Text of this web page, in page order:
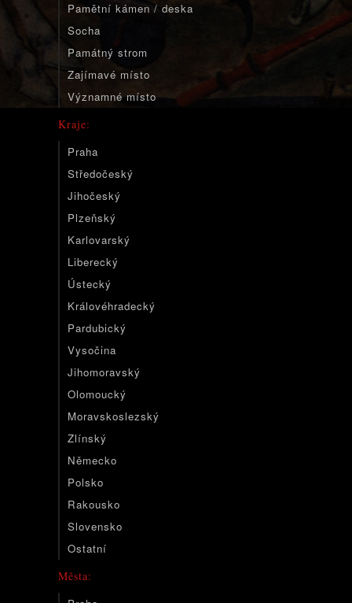
Pamětní kámen / deska
Socha
Památný strom
Zajímavé místo
Významné místo
Kraje:
Praha
Středočeský
Jihočeský
Plzeňský
Karlovarský
Liberecký
Ústecký
Královéhradecký
Pardubický
Vysočina
Jihomoravský
Olomoucký
Moravskoslezský
Zlínský
Německo
Polsko
Rakousko
Slovensko
Ostatní
Města: